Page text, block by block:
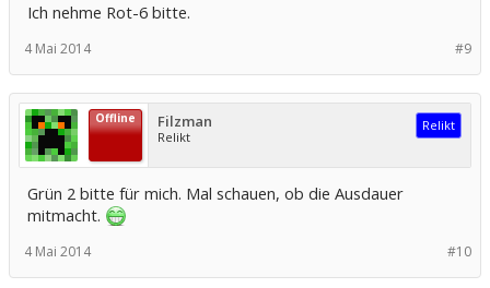
Ich nehme Rot-6 bitte.
#9
4 Mai 2014
Offline Filzman
Relikt
Relikt
Grün 2 bitte für mich. Mal schauen, ob die Ausdauer
mitmacht.
#10
4 Mai 2014